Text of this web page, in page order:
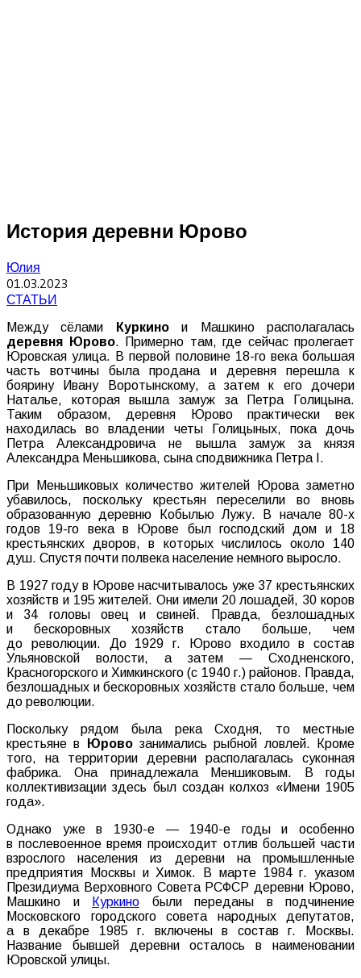
История деревни Юрово
Юлия
01.03.2023
СТАТЬИ
Между сёлами Куркинои Машкино располагалась
деревня Юрово. Примерно там, где сейчас пролегает
Юровская улица. В первой половине 18-го века большая
часть вотчины была продана и деревня перешла к
боярину Ивану Воротынскому, а затем к его дочери
Наталье, которая вышла замуж за Петра Голицына.
Таким образом, деревня Юрово практически век
находилась во владении четы Голицыных, пока дочь
Петра Александровича не вышла замуж за князя
Александра Меньшикова, сына сподвижника Петра I.
При Меньшиковых количество жителей Юрова заметно
убавилось, поскольку крестьян переселили во вновь
образованную деревню Кобылью Лужу. В начале 80-х
годов 19-го века в Юрове был господский дом и 18
крестьянских дворов, в которых числилось около 140
душ. Спустя почти полвека население немного выросло.
В 1927 году в Юрове насчитывалось уже 37 крестьянских
хозяйств и 195 жителей. Они имели 20 лошадей, 30 коров
и 34 головы овец и свиней. Правда, безлошадных
и бескоровных хозяйств стало больше, чем
до революции. До 1929 г. Юрово входило в состав
Ульяновской волости, а затем — Сходненского,
Красногорского и Химкинского (с 1940 г.) районов. Правда,
безлошадных и бескоровных хозяйств стало больше, чем
до революции.
Поскольку рядом была река Сходня, то местные
крестьяне в
Юровозанимались рыбной ловлей. Кроме
того, на территории деревни располагалась суконная
фабрика. Она принадлежала Меншиковым. В годы
коллективизации здесь был создан колхоз «Имени 1905
года».
Однако уже в 1930-е — 1940-е годы и особенно
в послевоенное время происходит отлив большей части
взрослого населения из деревни на промышленные
предприятия Москвы и Химок. В марте 1984 г. указом
Президиума Верховного Совета РСФСР деревни Юрово,
Машкино и
Куркино были переданы в подчинение
Московского городского совета народных депутатов,
а в декабре 1985 г. включены в состав г. Москвы.
Название бывшей деревни осталось в наименовании
Юровской улицы.